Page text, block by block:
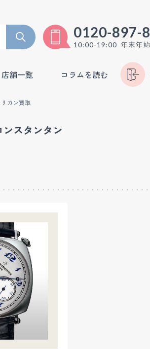
0120-897-
10:00-19:00 年末年
店舗一覧 コラムを読む
カン買取
スタンタン